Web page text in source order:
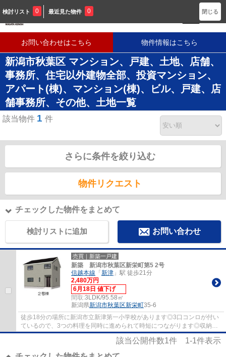
新潟に密着した不動産会社です
お問い合わせはこちら 物件情報はこちら
新潟市秋葉区 マンション、戸建、土地、店舗、
事務所、住宅以外建物全部、投資マンション、
アパート(棟)、マンション(棟)、ビル、戸建、店
舗事務所、その他、土地一覧
該当物件 1 件
さらに条件を絞り込む
物件リクエスト
チェックした物件をまとめて
検討リストに追加 お問い合わせ
売買｜新築一戸建
新築 新潟市秋葉区新栄町第5 2号
信越本線 「 新津 」駅 徒歩21分
2,480万円
6月18日 値下げ
間取:3LDK/95.58㎡
新潟県新潟市秋葉区新栄町35-6
徒歩18分の場所に新潟市立新津第一小学校があります◎3口コンロが付い
ているので、3つの料理を同時に進められて時短につながります◎収納が
たっぷり使えます◎これまでの経験を活かし、当...
該当公開件数1件 1-1件表示
検討リスト 0 最近見た物件 0 閉じる